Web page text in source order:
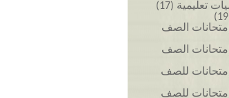
تعليمية (17)
الصف
الصف
إمتحانات للصف
إمتحانات للصف